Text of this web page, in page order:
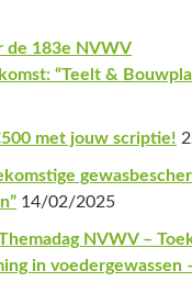
de 183e NVWV
“Teelt &
met jouw scriptie!
14/02/2025
NVWV –
in voedergewassen